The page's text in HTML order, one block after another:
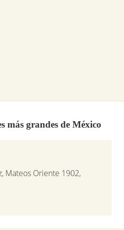
más grandes de México
Mateos Oriente 1902,